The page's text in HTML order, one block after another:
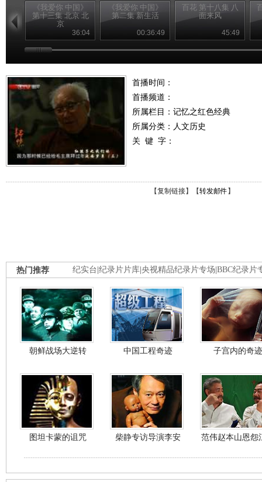
《我爱你 中国》
第十三集 北京 北
京
36:04
《我爱你 中国》
第二集 新生活
00:36:49
百花 第十八集 八
面来风
45:49
首播时间：
首播频道：
所属栏目： 记忆之红色经典
所属分类：人文历史
关 键 字：
【复制链接】【转发邮件 】
纪实台 纪录片片库 央视精品纪录片专场 BBC纪录片
热门推荐
朝鲜战场大逆转 中国工程奇迹 子宫内的奇迹
图坦卡蒙的诅咒 柴静专访导演李安 范伟赵本山恩怨